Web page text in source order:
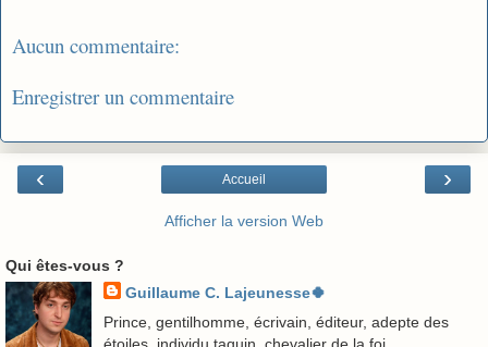
Aucun commentaire:
Enregistrer un commentaire
‹ ›
Accueil
Afficher la version Web
Qui êtes-vous ?
Guillaume C. Lajeunesse🍀
Prince, gentilhomme, écrivain, éditeur, adepte des